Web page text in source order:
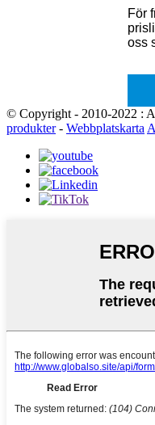
För
oss
© Copyright - 2010-2022 :
produkter- Webbplatskarta